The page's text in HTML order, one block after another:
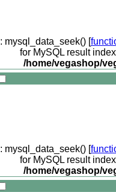
: mysql_data_seek() [
for MySQL result
/home/vegashop/
: mysql_data_seek() [
for MySQL result
/home/vegashop/